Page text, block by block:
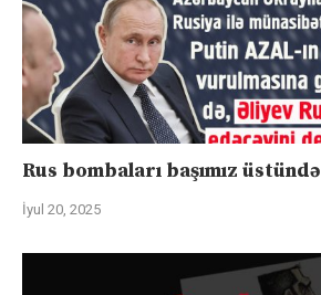
Rus bombaları başımız üstündə
İyul 20, 2025